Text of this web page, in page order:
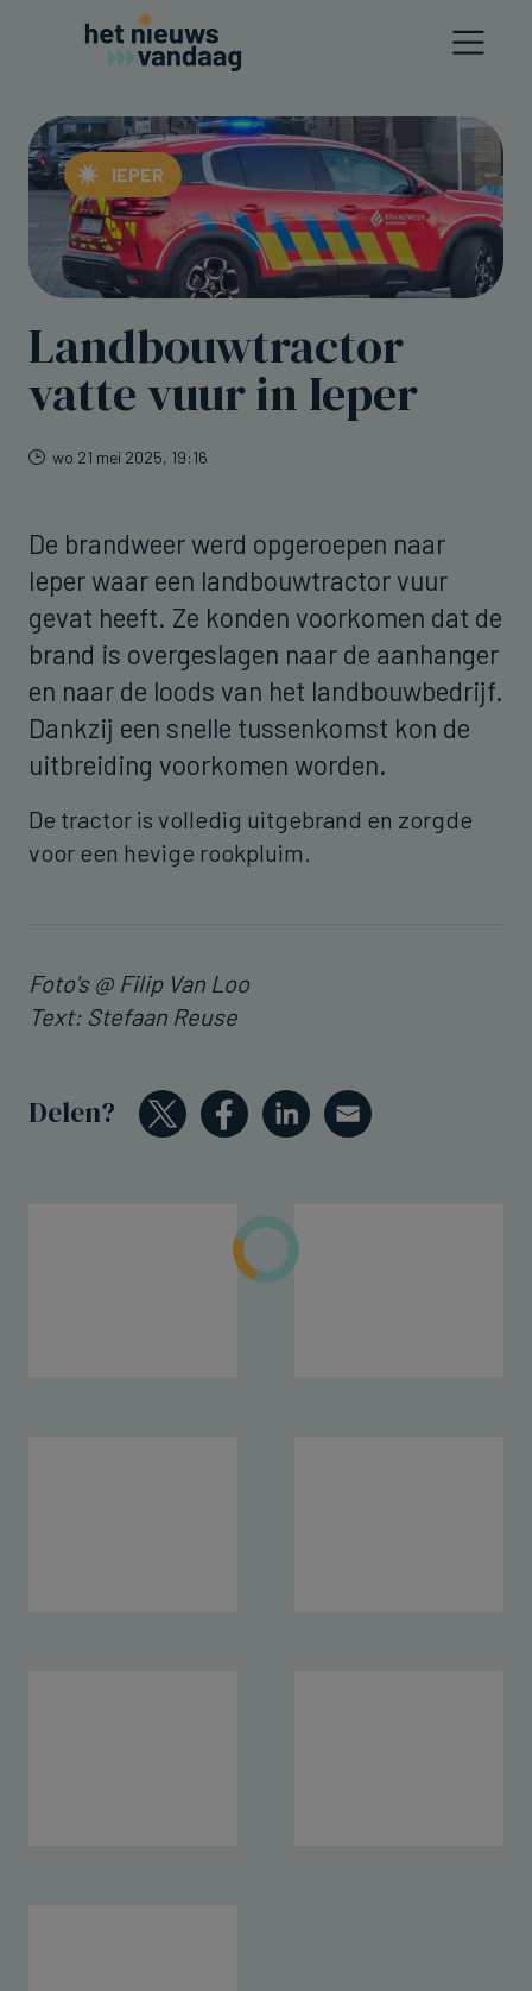
IEPER
Landbouwtractor
vatte vuur in Ieper
wo 21 mei 2025, 19:16
De brandweer werd opgeroepen naar
Ieper waar een landbouwtractor vuur
gevat heeft. Ze konden voorkomen dat de
brand is overgeslagen naar de aanhanger
en naar de loods van het landbouwbedrijf.
Dankzij een snelle tussenkomst kon de
uitbreiding voorkomen worden.
De tractor is volledig uitgebrand en zorgde
voor een hevige rookpluim.
Foto's @ Filip Van Loo
Text: Stefaan Reuse
Delen?